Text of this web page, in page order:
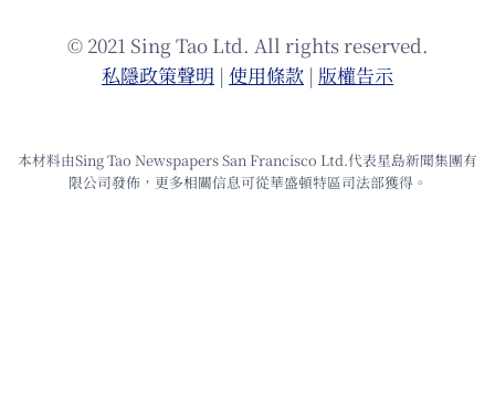
© 2021 Sing Tao Ltd. All rights reserved.
私隱政策聲明 | 使⽤條款 | 版權告⽰
本材料由Sing Tao Newspapers San Francisco Ltd.代表星島新聞集團有
限公司發佈，更多相關信息可從華盛頓特區司法部獲得。